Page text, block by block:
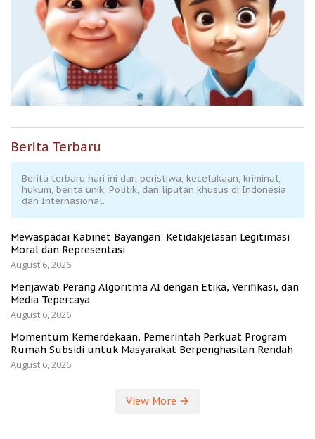
Berita Terbaru
Berita terbaru hari ini dari peristiwa, kecelakaan, kriminal,
hukum, berita unik, Politik, dan liputan khusus di Indonesia
dan Internasional.
Mewaspadai Kabinet Bayangan: Ketidakjelasan Legitimasi
Moral dan Representasi
August 6, 2026
Menjawab Perang Algoritma AI dengan Etika, Verifikasi, dan
Media Tepercaya
August 6, 2026
Momentum Kemerdekaan, Pemerintah Perkuat Program
Rumah Subsidi untuk Masyarakat Berpenghasilan Rendah
August 6, 2026
View More